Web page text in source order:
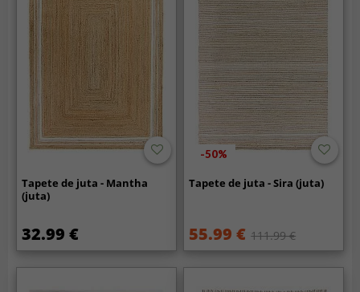
Tapete de juta - Mantha
(juta)
32.99 €
-50%
Tapete de juta - Sira (juta)
55.99 € 111.99 €